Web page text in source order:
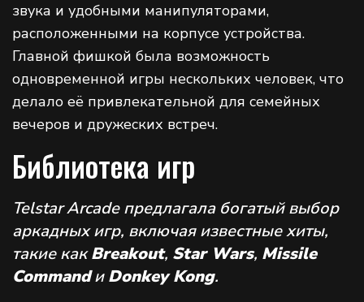
звука и удобными манипуляторами,
расположенными на корпусе устройства.
Главной фишкой была возможность
одновременной игры нескольких человек, что
делало её привлекательной для семейных
вечеров и дружеских встреч.
Библиотека игр
Telstar Arcade предлагала богатый выбор
аркадных игр, включая известные хиты,
такие какBreakout, Star Wars, Missile
CommandиDonkey Kong.